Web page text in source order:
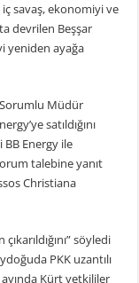
iç savaş, ekonomiyi ve
devrilen Beşşar
yeniden ayağa
Sorumlu Müdür
satıldığını
BB Energy ile
talebine yanıt
Christiana
söyledi
PKK uzantılı
Kürt yetkililer